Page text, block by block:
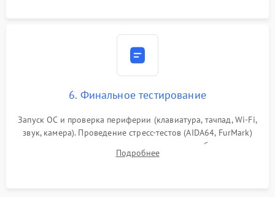
6. Финальное тестирование
Запуск ОС и проверка периферии (клавиатура, тачпад, Wi-Fi,
звук, камера). Проведение стресс-тестов (AIDA64, FurMark)
для контроля температурного режима и стабильности
системы под пиковой нагрузкой.
Подробнее